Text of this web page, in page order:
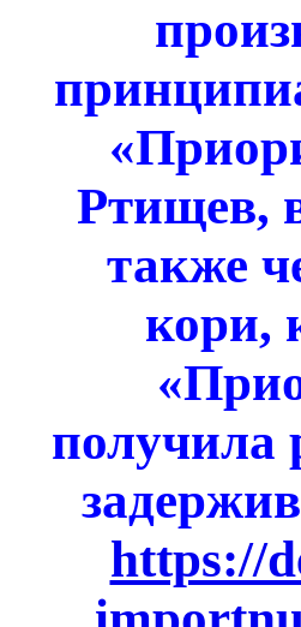
Ртищев,
также
кори,
получила
https://